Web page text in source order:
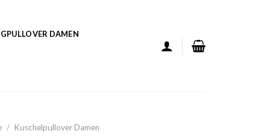
DAMEN
/ Kuschelpullover Damen